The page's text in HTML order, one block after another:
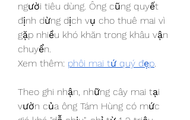
người tiêu dùng. Ông cũng quyết
định dừng dịch vụ cho thuê mai vì
gặp nhiều khó khăn trong khâu vận
chuyển.
Xem thêm: phôi mai tứ quý đẹp.
Theo ghi nhận, những cây mai tại
vườn của ông Tám Hùng có mức